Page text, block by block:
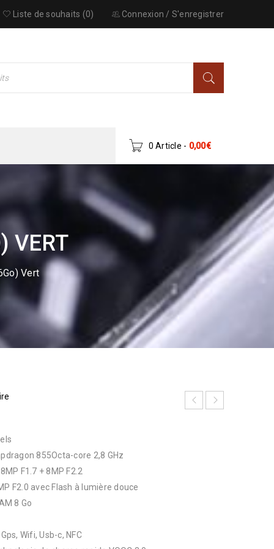
Connexion / S'enregistrer
Liste de souhaits (0)
0 Article - 0,00€
VERT
Vert
855Octa-core 2,8 GHz
F1.7 + 8MP F2.2
F2.0 avec Flash à lumière douce
8 Go
Wifi, Usb-c, NFC